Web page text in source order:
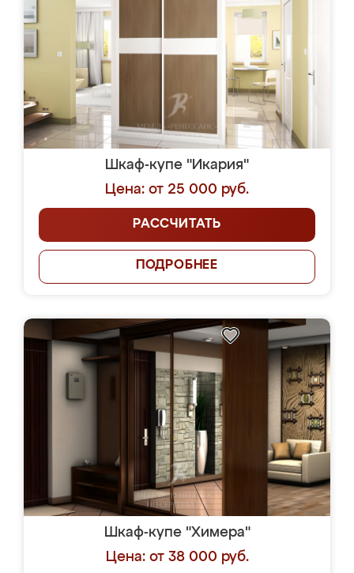
Шкаф-купе "Икария"
Цена: от 25 000 руб.
РАССЧИТАТЬ
ПОДРОБНЕЕ
Шкаф-купе "Химера"
Цена: от 38 000 руб.